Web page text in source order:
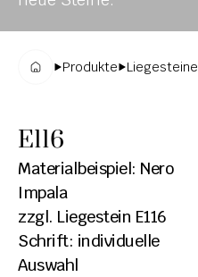
DENKMALE
MAGRADO
KOLUMBARIEN
BREITSTEINE
LIEGESTEINE
URNENANLAGEN
Produkte Liegesteine
E116
Materialbeispiel: Nero
Impala
zzgl. Liegestein E116
Schrift: individuelle
Auswahl